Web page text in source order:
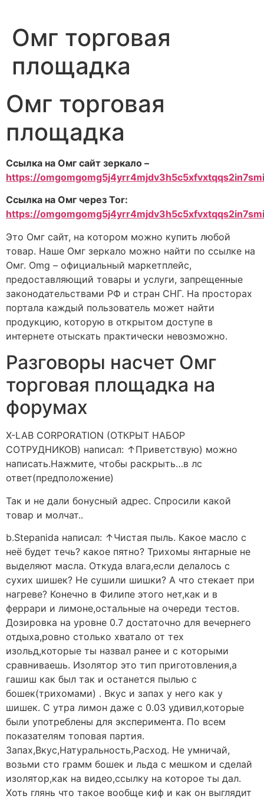
Омг торговая
площадка
Омг торговая
площадка
Ссылка на Омг сайт зеркало –
https://
Ссылка на Омг через Tor:
https://
Это Омг сайт, на котором можно купить любой
товар. Наше Омг зеркало можно найти по ссылке на
Омг. Omg – официальный маркетплейс,
предоставляющий товары и услуги, запрещенные
законодательствами РФ и стран СНГ. На просторах
портала каждый пользователь может найти
продукцию, которую в открытом доступе в
интернете отыскать практически невозможно.
Разговоры насчет Омг
торговая площадка на
форумах
X-LAB CORPORATION (ОТКРЫТ НАБОР
СОТРУДНИКОВ) написал: ↑Приветствую) можно
написать.Нажмите, чтобы раскрыть…в лс
ответ(предположение)
Так и не дали бонусный адрес. Спросили какой
товар и молчат..
b.Stepanida написал: ↑Чистая пыль. Какое масло с
неё будет течь? какое пятно? Трихомы янтарные не
выделяют масла. Откуда влага,если делалось с
сухих шишек? Не сушили шишки? А что стекает при
нагреве? Конечно в Филипе этого нет,как и в
феррари и лимоне,остальные на очереди тестов.
Дозировка на уровне 0.7 достаточно для вечернего
отдыха,ровно столько хватало от тех
изольд,которые ты назвал ранее и с которыми
сравниваешь. Изолятор это тип приготовления,а
гашиш как был так и останется пылью с
бошек(трихомами) . Вкус и запах у него как у
шишек. С утра лимон даже с 0.03 удивил,которые
были употреблены для эксперимента. По всем
показателям топовая партия.
Запах,Вкус,Натуральность,Расход. Не умничай,
возьми сто грамм бошек и льда с мешком и сделай
изолятор,как на видео,ссылку на которое ты дал.
Хоть глянь что такое вообще киф и как он выглядит